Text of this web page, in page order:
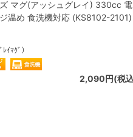
マグ(アッシュグレイ) 330cc 電
温め 食洗機対応 (KS8102-2101)
ﾚｲﾏｸﾞ）
2,090円(税